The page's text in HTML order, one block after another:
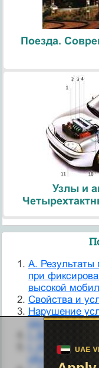
Поезда.
Узлы и
A. Результаты
при
высокой
Cвойства и
Hарушение
ресурсов
I. История
общества.